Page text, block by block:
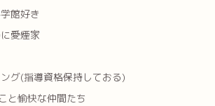
館好き
愛煙家
グ(指導資格保持しておる)
と愉快な仲間たち